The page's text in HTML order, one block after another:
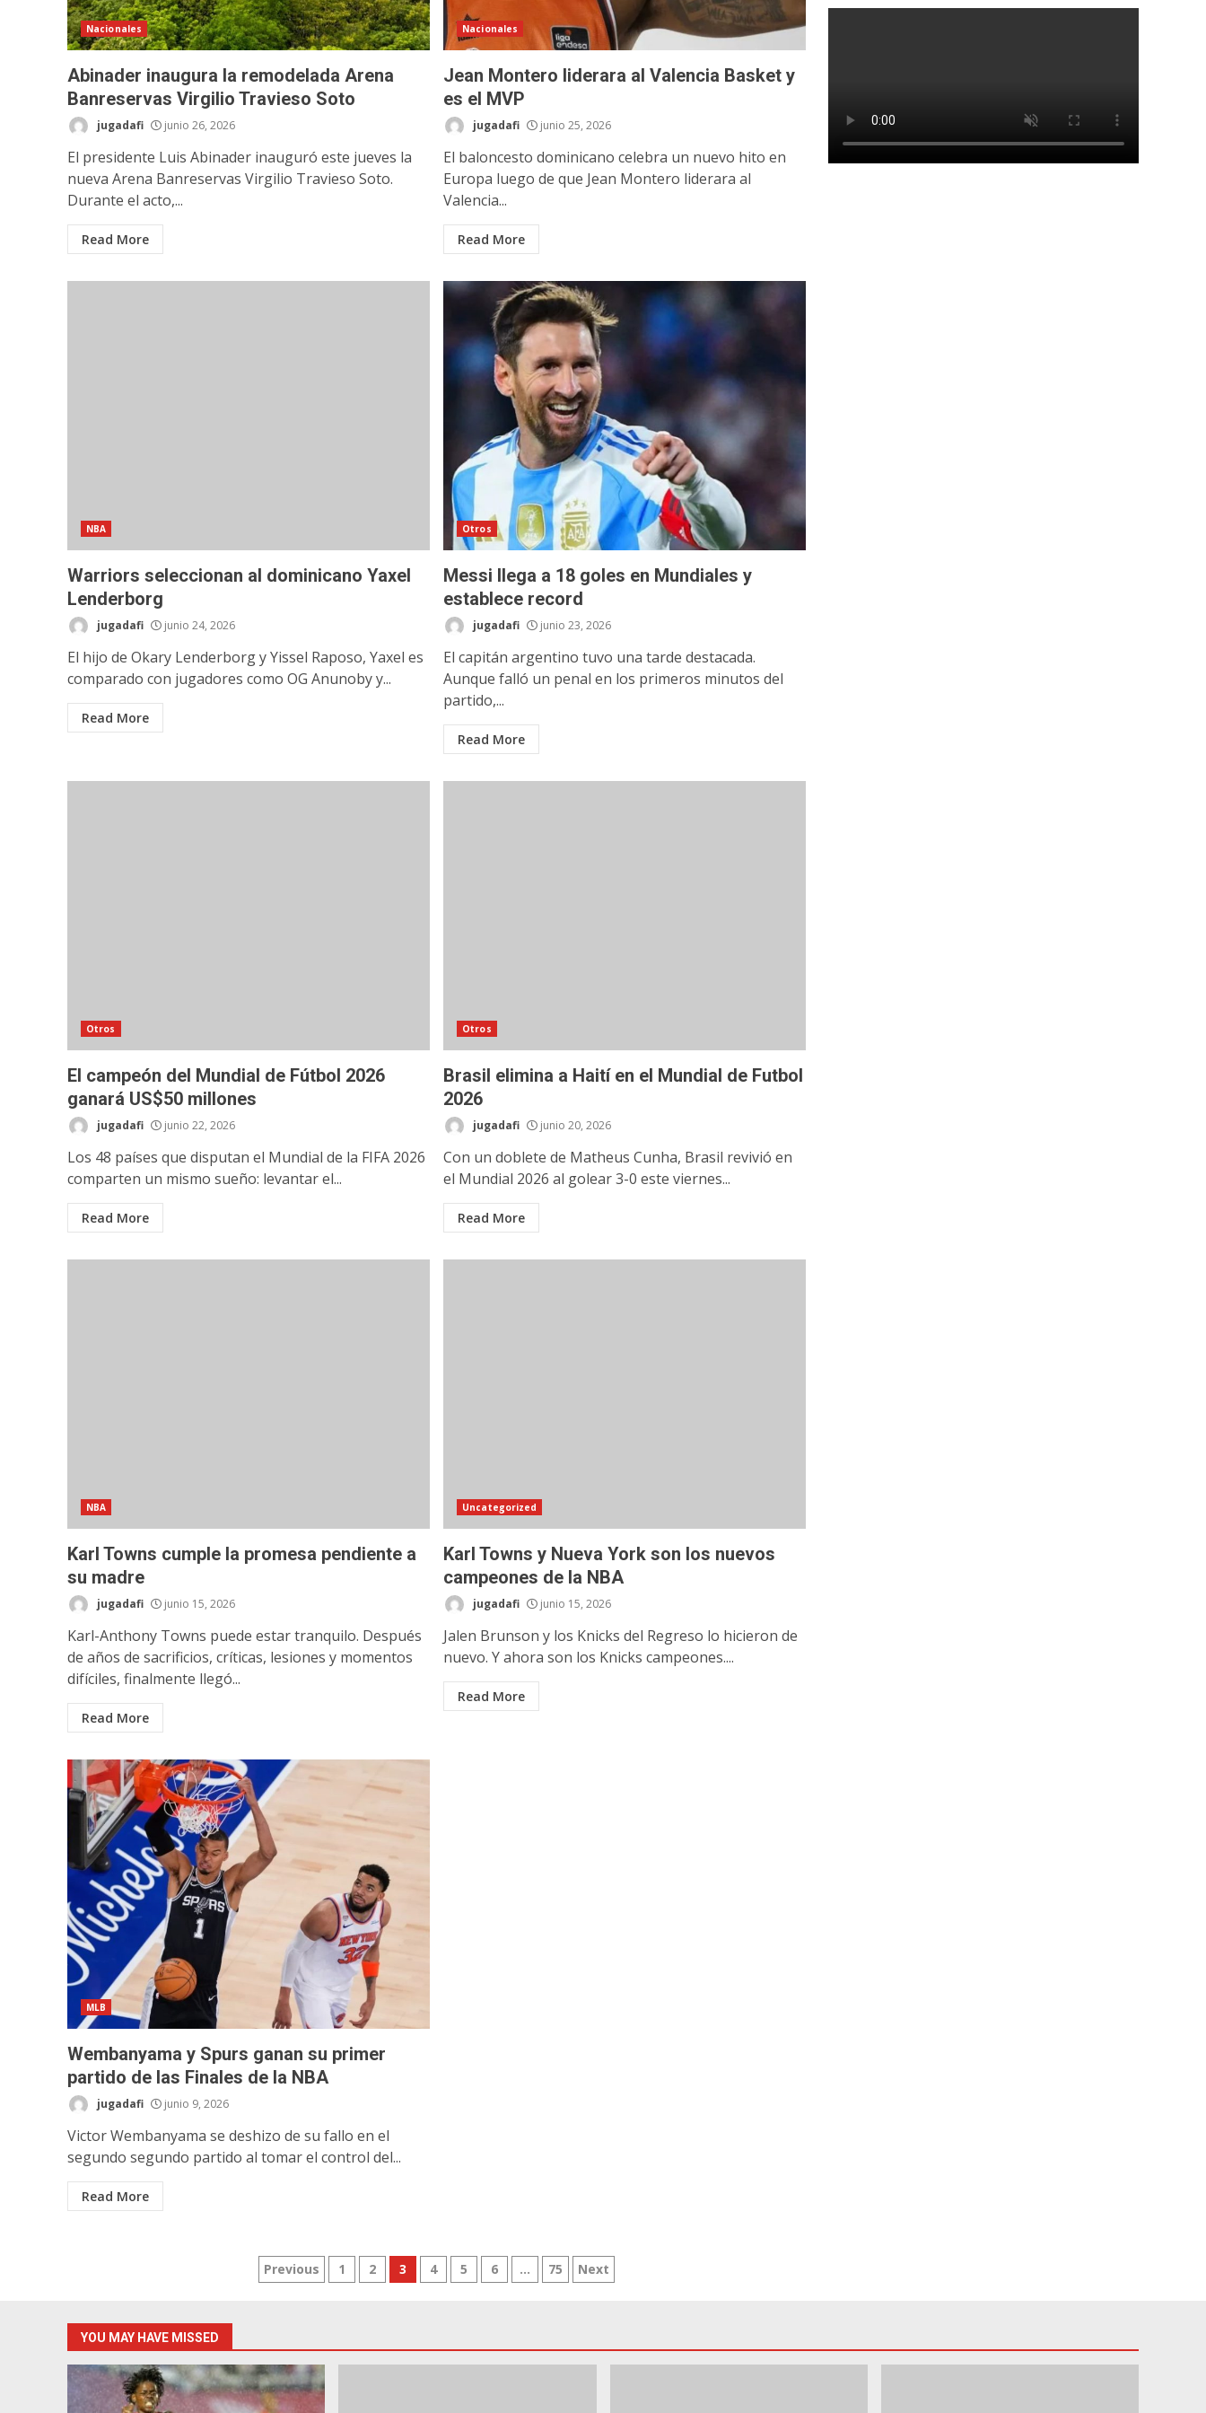
Nacionales
Abinader inaugura la remodelada Arena
Banreservas Virgilio Travieso Soto
jugadafi junio 26, 2026
El presidente Luis Abinader inauguró este jueves la
nueva Arena Banreservas Virgilio Travieso Soto.
Durante el acto,...
Read More
Nacionales
Jean Montero liderara al Valencia Basket y
es el MVP
jugadafi junio 25, 2026
El baloncesto dominicano celebra un nuevo hito en
Europa luego de que Jean Montero liderara al
Valencia...
Read More
NBA
Warriors seleccionan al dominicano Yaxel
Lenderborg
jugadafi junio 24, 2026
El hijo de Okary Lenderborg y Yissel Raposo, Yaxel es
comparado con jugadores como OG Anunoby y...
Read More
Otros
Messi llega a 18 goles en Mundiales y
establece record
jugadafi junio 23, 2026
El capitán argentino tuvo una tarde destacada.
Aunque falló un penal en los primeros minutos del
partido,...
Read More
Otros
El campeón del Mundial de Fútbol 2026
ganará US$50 millones
jugadafi junio 22, 2026
Los 48 países que disputan el Mundial de la FIFA 2026
comparten un mismo sueño: levantar el...
Read More
Otros
Brasil elimina a Haití en el Mundial de Futbol
2026
jugadafi junio 20, 2026
Con un doblete de Matheus Cunha, Brasil revivió en
el Mundial 2026 al golear 3-0 este viernes...
Read More
NBA
Karl Towns cumple la promesa pendiente a
su madre
jugadafi junio 15, 2026
Karl-Anthony Towns puede estar tranquilo. Después
de años de sacrificios, críticas, lesiones y momentos
difíciles, finalmente llegó...
Read More
Uncategorized
Karl Towns y Nueva York son los nuevos
campeones de la NBA
jugadafi junio 15, 2026
Jalen Brunson y los Knicks del Regreso lo hicieron de
nuevo. Y ahora son los Knicks campeones....
Read More
MLB
Wembanyama y Spurs ganan su primer
partido de las Finales de la NBA
jugadafi junio 9, 2026
Victor Wembanyama se deshizo de su fallo en el
segundo segundo partido al tomar el control del...
Read More
Posts
Previous 1 2 3 4 5 6 … 75 Next
YOU MAY HAVE MISSED